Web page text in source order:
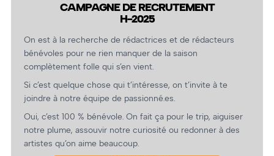
CAMPAGNE DE RECRUTEMENT
H-2025
On est à la recherche de rédactrices et de rédacteurs
bénévoles pour ne rien manquer de la saison
complètement folle qui s’en vient.
Si c’est quelque chose qui t’intéresse, on t’invite à te
joindre à notre équipe de passionné.es.
Oui, c’est 100 % bénévole. On fait ça pour le trip, aiguiser
notre plume, assouvir notre curiosité ou redonner à des
artistes qu’on aime beaucoup.